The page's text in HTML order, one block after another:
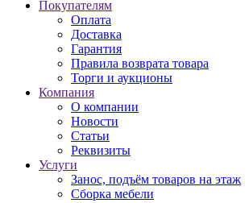
Покупателям
Оплата
Доставка
Гарантия
Правила возврата товара
Торги и аукционы
Компания
О компании
Новости
Статьи
Реквизиты
Услуги
Занос, подъём товаров на этаж
Сборка мебели